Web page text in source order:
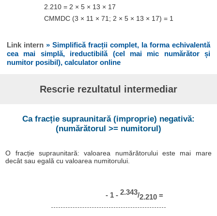
2.210 = 2 × 5 × 13 × 17
CMMDC (3 × 11 × 71; 2 × 5 × 13 × 17) = 1
Link intern » Simplifică fracții complet, la forma echivalentă
cea mai simplă, ireductibilă (cel mai mic numărător și
numitor posibil), calculator online
Rescrie rezultatul intermediar
Ca fracție supraunitară (improprie) negativă:
(numărătorul >= numitorul)
O fracție supraunitară: valoarea numărătorului este mai mare
decât sau egală cu valoarea numitorului.
- 1 - 2.343/2.210 =